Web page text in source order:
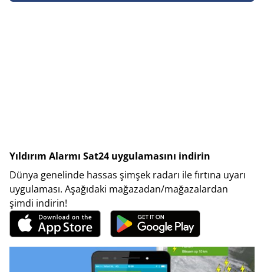
Yıldırım Alarmı Sat24 uygulamasını indirin
Dünya genelinde hassas şimşek radarı ile fırtına uyarı
uygulaması. Aşağıdaki mağazadan/mağazalardan
şimdi indirin!